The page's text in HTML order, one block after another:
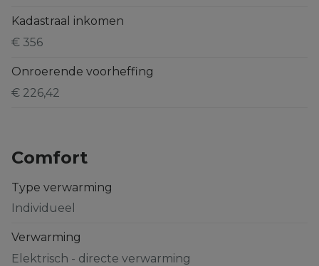
Kadastraal inkomen
€ 356
Onroerende voorheffing
€ 226,42
Comfort
Type verwarming
Individueel
Verwarming
Elektrisch - directe verwarming